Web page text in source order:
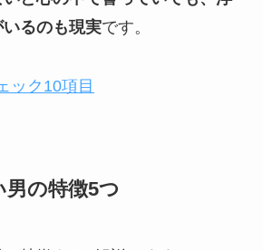
るのも現実です。
ック10項目
男の特徴5つ